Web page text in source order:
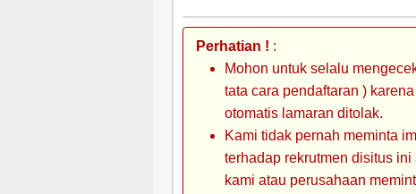
Perhatian ! :
Mohon untuk selalu
tata cara pendaftaran )
otomatis lamaran ditolak.
Kami tidak pernah meminta
terhadap rekrutmen disitus
kami atau perusahaan